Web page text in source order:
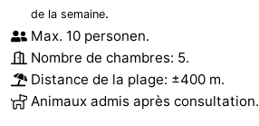
de la semaine.
Max. 10 personen.
Nombre de chambres: 5.
Distance de la plage: ±400 m.
Animaux admis après consultation.